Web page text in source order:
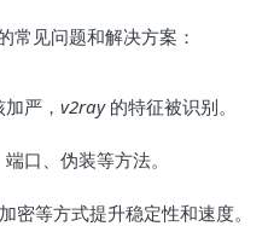
常见问题和解决方案：
严， v2ray的特征被识别。
口、伪装等方法。
密等方式提升稳定性和速度。